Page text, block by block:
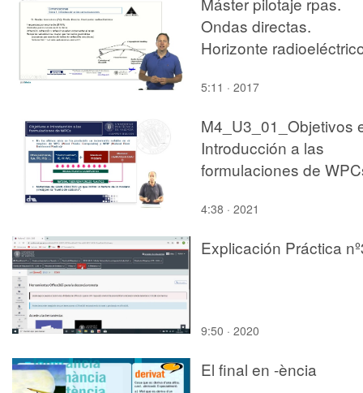
Ondas directas.
Horizonte
5:11 · 2017
M4_U3_01_Objetivos
Introducción a las
formulaciones de
4:38 · 2021
Explicación Práctica
9:50 · 2020
El final en -ència